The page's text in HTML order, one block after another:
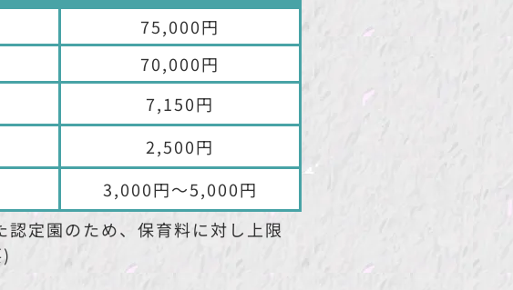
75,000円
70,000円
7,150円
2,500円
3,000円〜5,000円
定園のため、保育料に対し上限